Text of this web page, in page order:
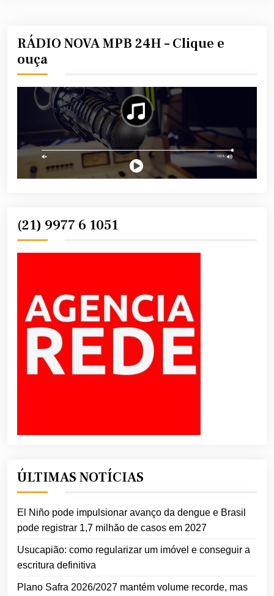
RÁDIO NOVA MPB 24H – Clique e
ouça
(21) 9977 6 1051
ÚLTIMAS NOTÍCIAS
El Niño pode impulsionar avanço da dengue e Brasil
pode registrar 1,7 milhão de casos em 2027
Usucapião: como regularizar um imóvel e conseguir a
escritura definitiva
Plano Safra 2026/2027 mantém volume recorde, mas